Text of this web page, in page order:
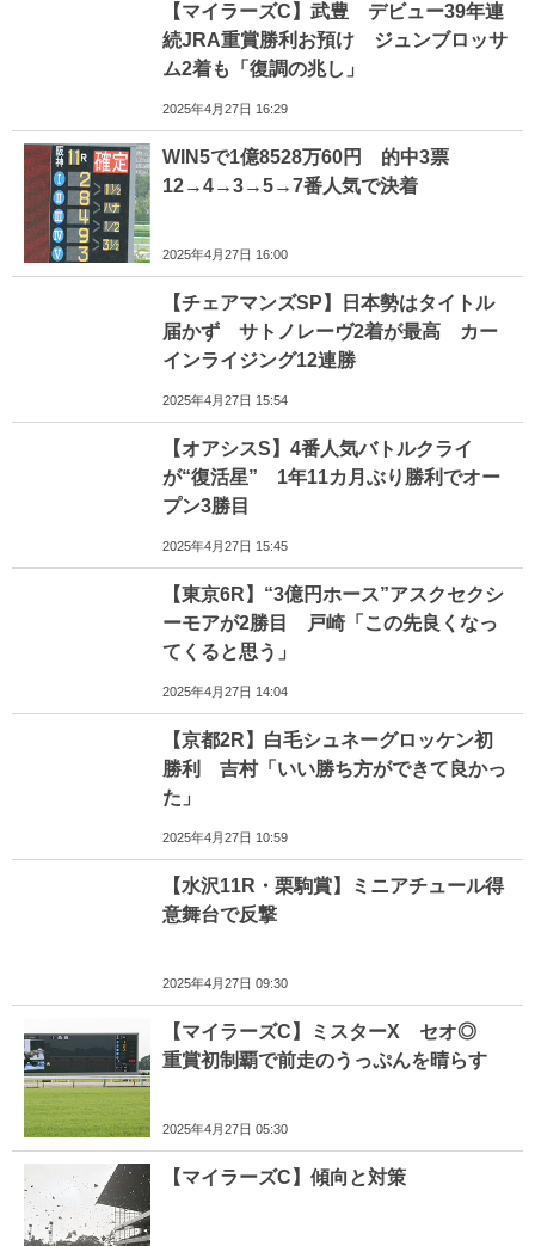
【マイラーズC】武豊 デビュー39年連
続JRA重賞勝利お預け ジュンブロッサ
ム2着も「復調の兆し」
2025年4月27日 16:29
WIN5で1億8528万60円 的中3票
12→4→3→5→7番人気で決着
2025年4月27日 16:00
【チェアマンズSP】日本勢はタイトル
届かず サトノレーヴ2着が最高 カー
インライジング12連勝
2025年4月27日 15:54
【オアシスS】4番人気バトルクライ
が“復活星” 1年11カ月ぶり勝利でオー
プン3勝目
2025年4月27日 15:45
【東京6R】“3億円ホース”アスクセクシ
ーモアが2勝目 戸崎「この先良くなっ
てくると思う」
2025年4月27日 14:04
【京都2R】白毛シュネーグロッケン初
勝利 吉村「いい勝ち方ができて良かっ
た」
2025年4月27日 10:59
【水沢11R・栗駒賞】ミニアチュール得
意舞台で反撃
2025年4月27日 09:30
【マイラーズC】ミスターX セオ◎
重賞初制覇で前走のうっぷんを晴らす
2025年4月27日 05:30
【マイラーズC】傾向と対策